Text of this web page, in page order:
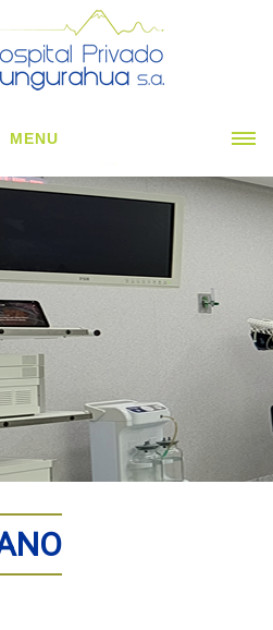
MENU
INICIO
▼
CLÍNICAS ▼
QUIRÚRGICAS ▼